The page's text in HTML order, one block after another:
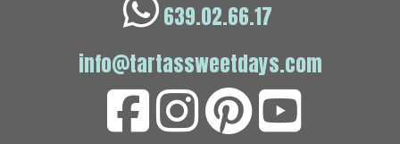
639.02.66.17
info@tartassweetdays.com